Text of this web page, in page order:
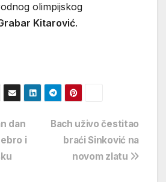
olimpijskog
Kitarović.
Bach uživo čestitao
braći Sinković na
novom zlatu
dan
i